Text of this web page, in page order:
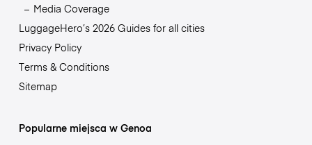
Media Coverage
LuggageHero’s 2026 Guides for all cities
Privacy Policy
Terms & Conditions
Sitemap
Popularne miejsca w Genoa